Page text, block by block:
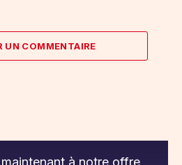
UN COMMENTAIRE
à notre offre